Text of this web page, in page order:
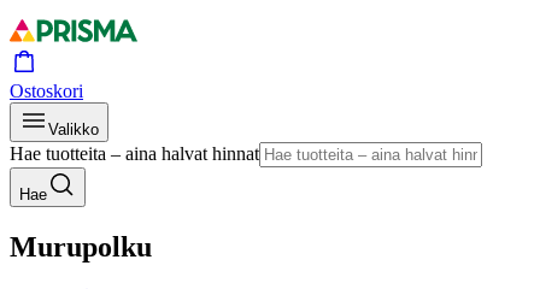
Ostoskori
Valikko
Hae tuotteita – aina halvat hinnat
Hae
Murupolku